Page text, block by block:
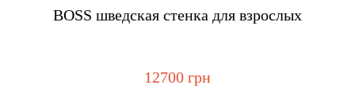
BOSS шведская стенка для взрослых
12700 грн